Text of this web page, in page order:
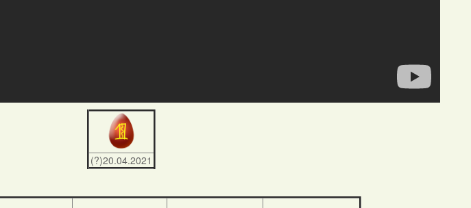
(?)20.04.2021